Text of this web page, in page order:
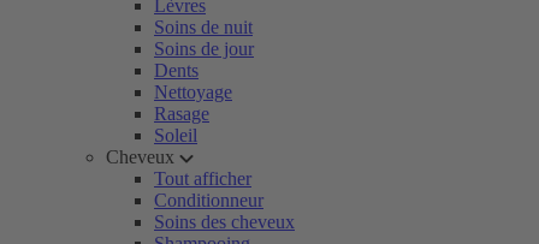
Lèvres
Soins de nuit
Soins de jour
Dents
Nettoyage
Rasage
Soleil
Cheveux
Tout afficher
Conditionneur
Soins des cheveux